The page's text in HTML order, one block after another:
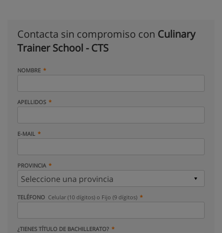
Contacta sin compromiso con Culinary
Trainer School - CTS
NOMBRE
APELLIDOS
E-MAIL
PROVINCIA
TELÉFONO Celular (10 dígitos) o Fijo (9 dígitos)
¿TIENES TÍTULO DE BACHILLERATO?